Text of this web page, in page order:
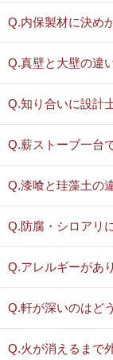
Q.内保製材に決め
Q.真壁と大壁の違
Q.知り合いに設計
Q.薪ストーブ一台
Q.漆喰と珪藻土の
Q.防腐・シロアリ
Q.アレルギーがあ
Q.軒が深いのはど
Q.火が消えるまで